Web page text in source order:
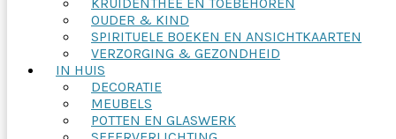
OUDER & KIND
SPIRITUELE BOEKEN EN ANSICHTKAARTEN
VERZORGING & GEZONDHEID
IN HUIS
DECORATIE
MEUBELS
POTTEN EN GLASWERK